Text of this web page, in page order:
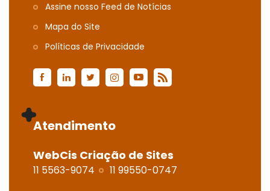
Assine nosso Feed de Notícias
Mapa do Site
Polí­ticas de Privacidade
Atendimento
WebCis Criação de Sites
11 5563-9074 11 99550-0747